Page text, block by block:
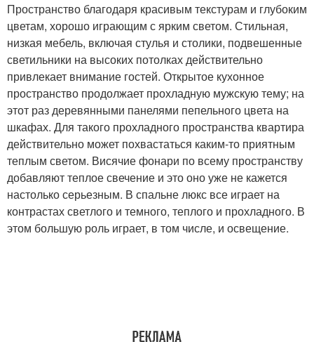
Пространство благодаря красивым текстурам и глубоким
цветам, хорошо играющим с ярким светом. Стильная,
низкая мебель, включая стулья и столики, подвешенные
светильники на высоких потолках действительно
привлекает внимание гостей. Открытое кухонное
пространство продолжает прохладную мужскую тему; на
этот раз деревянными панелями пепельного цвета на
шкафах. Для такого прохладного пространства квартира
действительно может похвастаться каким-то приятным
теплым светом. Висячие фонари по всему пространству
добавляют теплое свечение и это оно уже не кажется
настолько серьезным. В спальне люкс все играет на
контрастах светлого и темного, теплого и прохладного. В
этом большую роль играет, в том числе, и освещение.